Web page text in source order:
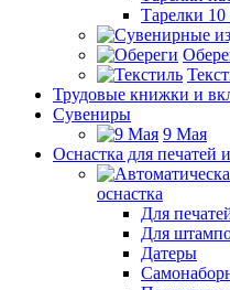
Тарелки 10
Трудовые книжки и
Сувениры
9 Мая
Оснастка для печатей
оснастка
Для
Для
Датеры